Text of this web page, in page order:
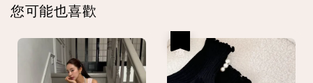
您可能也喜歡